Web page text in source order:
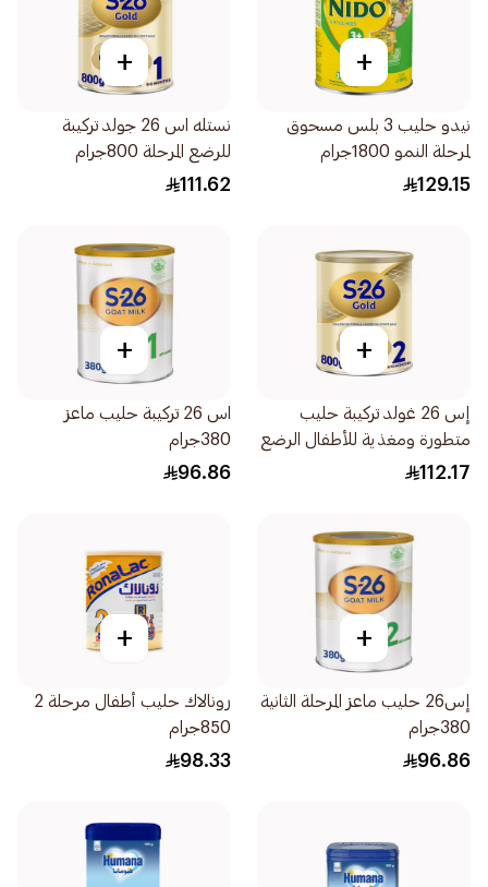
+
نيدو حليب 3 بلس مسحوق
لمرحلة النمو 1800جرام
129.15
+
نستله اس 26 جولد تركيبة
للرضع المرحلة 800جرام
111.62
+
إس 26 غولد تركيبة حليب
متطورة ومغذية للأطفال الرضع
800جرام
112.17
+
اس 26 تركيبة حليب ماعز
380جرام
96.86
+
إس26 حليب ماعز المرحلة الثانية
380جرام
96.86
+
رونالاك حليب أطفال مرحلة 2
850جرام
98.33